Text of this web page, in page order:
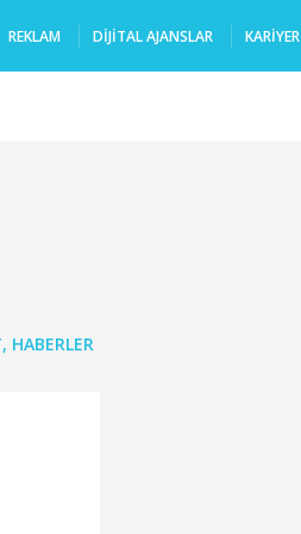
REKLAM DIJITAL AJANSLAR KARIYER
, HABERLER